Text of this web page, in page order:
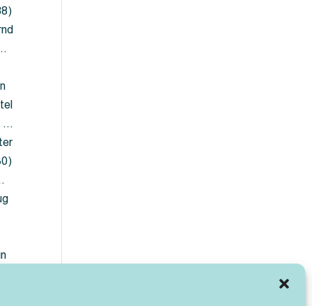
…